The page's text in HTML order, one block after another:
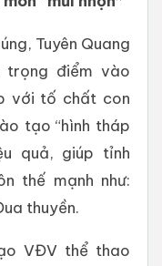
Tuyên Quang
trọng điểm vào
với tố chất con
tạo “hình tháp
quả, giúp tỉnh
thế mạnh như:
thuyền.
VĐV thể thao